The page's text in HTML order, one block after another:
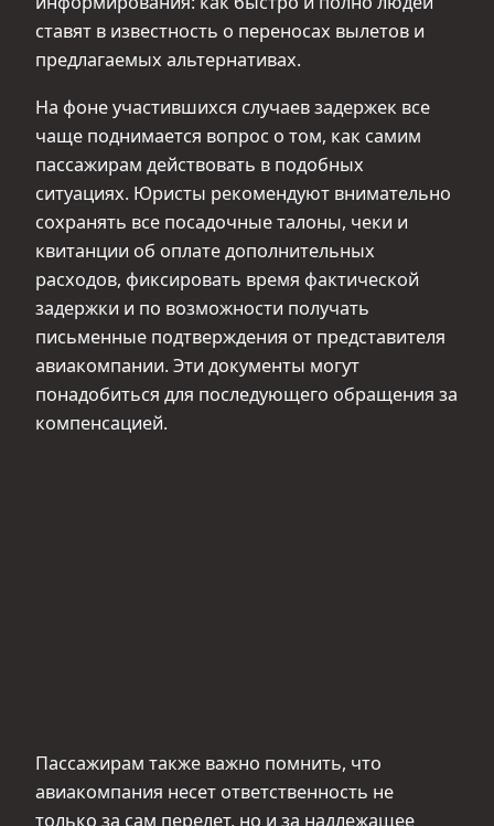
ставят в известность о переносах вылетов и
предлагаемых альтернативах.
На фоне участившихся случаев задержек все
чаще поднимается вопрос о том, как самим
пассажирам действовать в подобных
ситуациях. Юристы рекомендуют внимательно
сохранять все посадочные талоны, чеки и
квитанции об оплате дополнительных
расходов, фиксировать время фактической
задержки и по возможности получать
письменные подтверждения от представителя
авиакомпании. Эти документы могут
понадобиться для последующего обращения за
компенсацией.
Пассажирам также важно помнить, что
авиакомпания несет ответственность не
только за сам перелет, но и за надлежащее